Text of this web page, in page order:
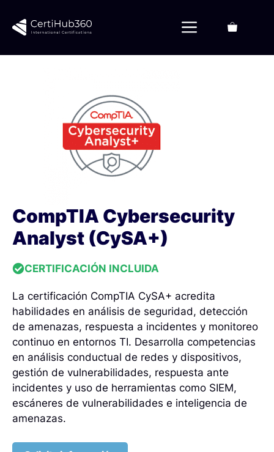
contenido
Menú
CompTIA Cybersecurity
Analyst (CySA+)
CERTIFICACIÓN INCLUIDA
La certificación CompTIA CySA+ acredita
habilidades en análisis de seguridad, detección
de amenazas, respuesta a incidentes y monitoreo
continuo en entornos TI. Desarrolla competencias
en análisis conductual de redes y dispositivos,
gestión de vulnerabilidades, respuesta ante
incidentes y uso de herramientas como SIEM,
escáneres de vulnerabilidades e inteligencia de
amenazas.